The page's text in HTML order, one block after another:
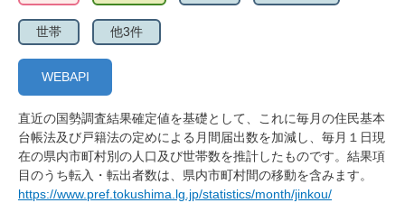
世帯 他3件
WEBAPI
直近の国勢調査結果確定値を基礎として、これに毎月の住民基本
台帳法及び戸籍法の定めによる月間届出数を加減し、毎月１日現
在の県内市町村別の人口及び世帯数を推計したものです。結果項
目のうち転入・転出者数は、県内市町村間の移動を含みます。
https://www.pref.tokushima.lg.jp/statistics/month/jinkou/